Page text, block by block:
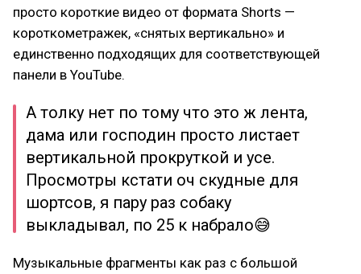
просто короткие видео от формата Shorts —
короткометражек, «снятых вертикально» и
единственно подходящих для соответствующей
панели в YouTube.
А толку нет по тому что это ж лента,
дама или господин просто листает
вертикальной прокруткой и усе.
Просмотры кстати оч скудные для
шортсов, я пару раз собаку
выкладывал, по 25 к набрало😅
Музыкальные фрагменты как раз с большой